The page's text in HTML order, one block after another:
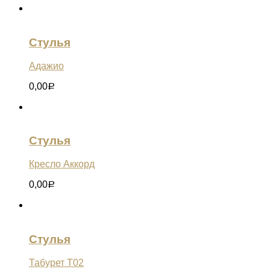
Стулья
Адажио
0,00Р
Стулья
Кресло Аккорд
0,00Р
Стулья
Табурет Т02